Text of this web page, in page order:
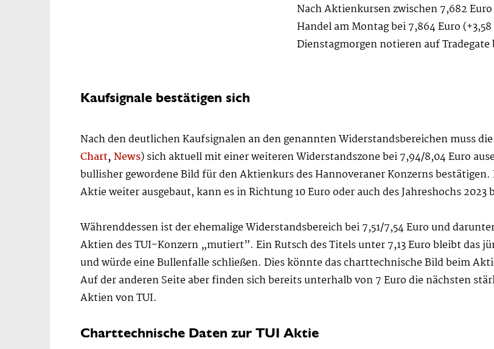
Nach Aktienkursen zwischen 7,682
Handel am Montag bei 7,864 Euro
Dienstagmorgen notieren auf Tradegate
Kaufsignale bestätigen sich
Nach den deutlichen Kaufsignalen an den genannten Widerstandsbereichen muss
Chart,News) sich aktuell mit einer weiteren Widerstandszone bei 7,94/8,04 Euro
bullisher gewordene Bild für den Aktienkurs des Hannoveraner Konzerns
Aktie weiter ausgebaut, kann es in Richtung 10 Euro oder auch des Jahreshochs 2023
Währenddessen ist der ehemalige Widerstandsbereich bei 7,51/7,54 Euro und
Aktien des TUI-Konzern „mutiert”. Ein Rutsch des Titels unter 7,13 Euro bleibt das
und würde eine Bullenfalle schließen. Dies könnte das charttechnische Bild beim
Auf der anderen Seite aber finden sich bereits unterhalb von 7 Euro die nächsten
Aktien von TUI.
Charttechnische Daten zur TUI Aktie